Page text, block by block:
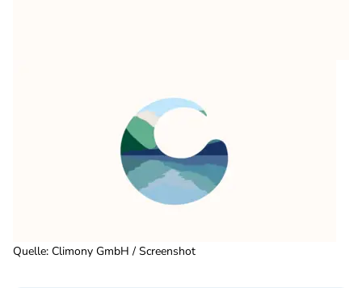
Quelle: Climony GmbH / Screenshot